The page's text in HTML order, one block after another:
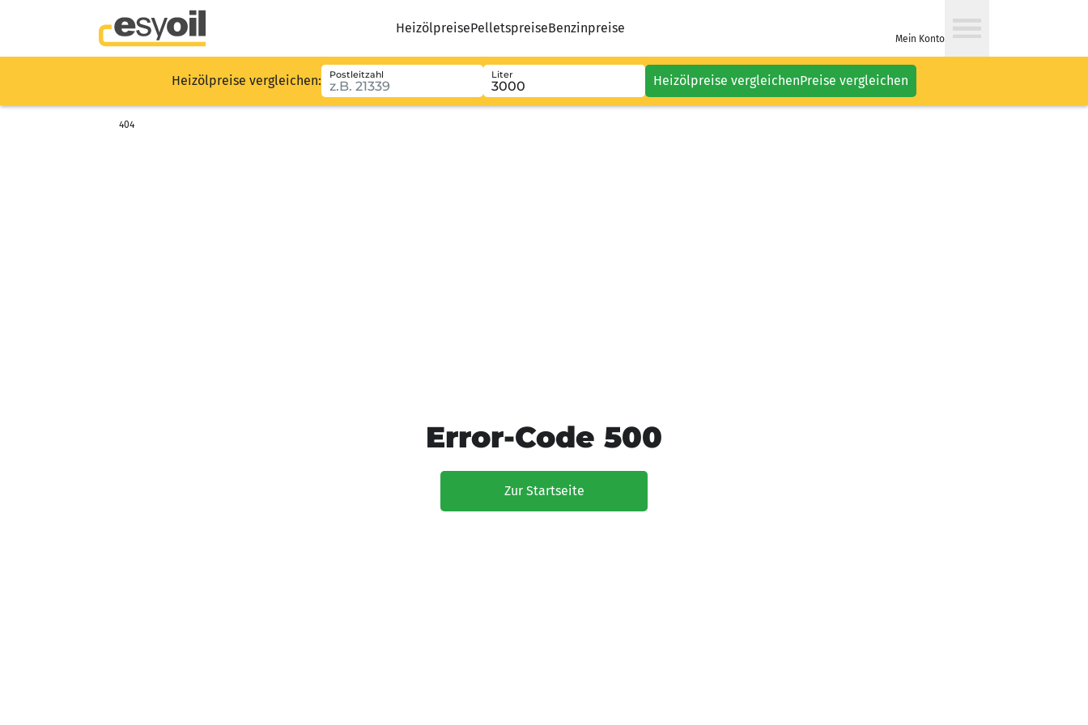
HeizölpreisePelletspreiseBenzinpreise
Mein Konto
Heizölpreise vergleichen: Postleitzahl Liter Heizölpreise vergleichenPreise vergleichen
404
Error-Code 500
Zur Startseite